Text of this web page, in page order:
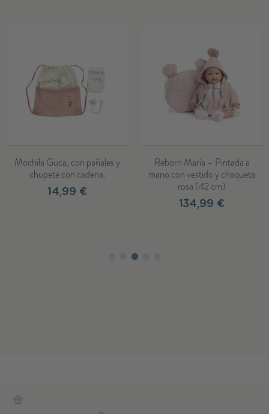
Mochila Guca, con pañales y
chupete con cadena.
14,99 €
Reborn María – Pintada a
mano con vestido y chaqueta
rosa (42 cm)
134,99 €